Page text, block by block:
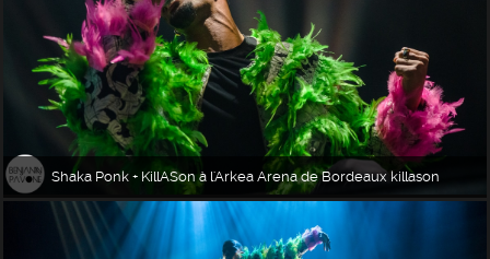
Shaka Ponk + KillASon à l'Arkea Arena de Bordeaux killason